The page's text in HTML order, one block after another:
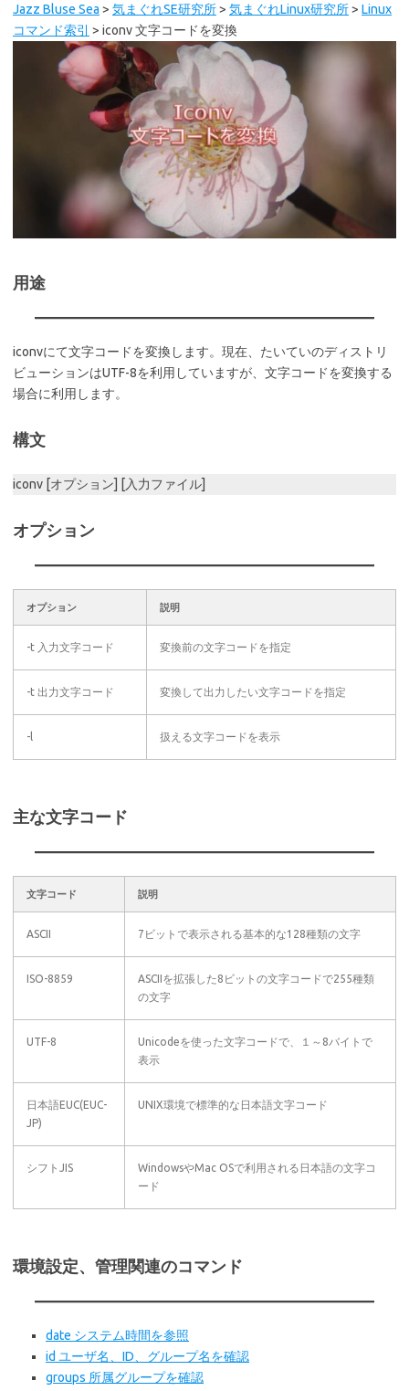
Jazz Bluse Sea > 気まぐれSE研究所> 気まぐれLinux研究所> Linux
コマンド索引
> iconv 文字コードを変換
用途
iconvにて文字コードを変換します。現在、たいていのディストリ
ビューションはUTF-8を利用していますが、文字コードを変換する
場合に利用します。
構文
iconv [オプション] [入力ファイル]
オプション
オプション 説明
-t 入力文字コード 変換前の文字コードを指定
-t 出力文字コード 変換して出力したい文字コードを指定
-l 扱える文字コードを表示
主な文字コード
文字コード 説明
ASCII 7ビットで表示される基本的な128種類の文字
ISO-8859
ASCIIを拡張した8ビットの文字コードで255種類
の文字
UTF-8
Unicodeを使った文字コードで、１～8バイトで
表示
日本語EUC(EUC-
JP)
UNIX環境で標準的な日本語文字コード
シフトJIS
WindowsやMac OSで利用される日本語の文字コ
ード
環境設定、管理関連のコマンド
date システム時間を参照
id ユーザ名、ID、グループ名を確認
groups 所属グループを確認